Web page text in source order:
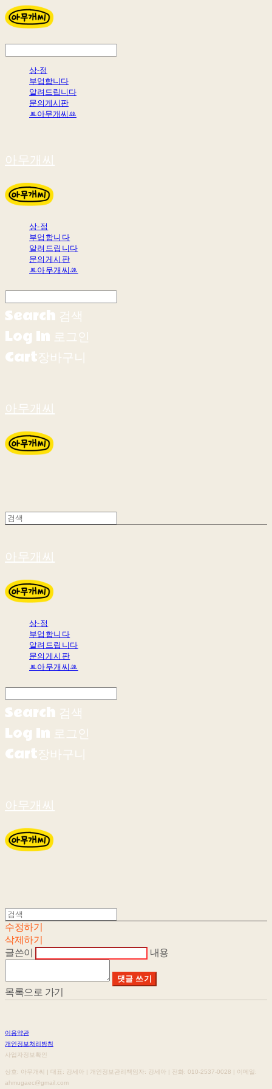
상-점
부업합니다
알려드립니다
문의게시판
ꔛ아무개씨ꔛ
아무개씨
상-점
부업합니다
알려드립니다
문의게시판
ꔛ아무개씨ꔛ
Search 검색
Log In 로그인
Cart장바구니
아무개씨
아무개씨
상-점
부업합니다
알려드립니다
문의게시판
ꔛ아무개씨ꔛ
Search 검색
Log In 로그인
Cart장바구니
아무개씨
수정하기
삭제하기
글쓴이
내용
댓글 쓰기
목록으로 가기
이용약관
개인정보처리방침
사업자정보확인
상호: 아무개씨 | 대표: 강세아 | 개인정보관리책임자: 강세아 | 전화: 010-2537-0028 | 이메일:
ahmugaec@gmail.com